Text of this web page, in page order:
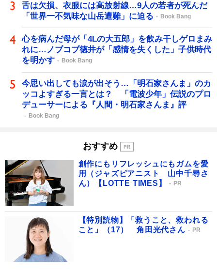
舌は欠損、衣服には高放射線…9人の若者が死んだ
「世界一不気味な山岳遭難」に迫る
Book Bang
心を病んだ母が「4Lの大五郎」を飲み干しゲロまみ
れに…ノブコブ徳井が「感情を失くした」子供時代
を明かす
Book Bang
今思い出しても涙が出そう…「明石家さんま」のカ
ッコよすぎる一言とは？ 「電波少年」伝説のプロ
デューサーによる『人間・明石家さんま』評
Book Bang
おすすめ
創作にもリフレッシュにもガムを愛
用（ジャズピアニスト 山中千尋さ
ん）【LOTTE TIMES】
PR
【特別読物】「救うこと、救われる
こと」（17） 角田光代さん
PR